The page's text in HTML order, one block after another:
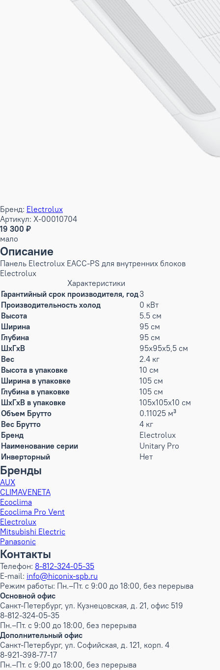
Бренд: Electrolux
Артикул: X-00010704
19 300 ₽
мало
Описание
Панель Electrolux EACC-PS для внутренних блоков
Electrolux
Характеристики
Гарантийный срок производителя, год3
Производительность холод
0 кВт
Высота
5.5 см
Ширина
95 см
Глубина
95 см
ШxГxВ
95x95x5,5 см
Вес
2.4 кг
Высота в упаковке
10 см
Ширина в упаковке
105 см
Глубина в упаковке
105 см
ШxГxВ в упаковке
105x105x10 см
Объем Брутто
0.11025 м³
Вес Брутто
4 кг
Бренд
Electrolux
Наименование серии
Unitary Pro
Инверторный
Нет
Бренды
AUX
CLIMAVENETA
Ecoclima
Ecoclima Pro Vent
Electrolux
Mitsubishi Electric
Panasonic
Контакты
Телефон: 8-812-324-05-35
E-mail: info@hiconix-spb.ru
Режим работы: Пн.–Пт. с 9:00 до 18:00, без перерыва
Основной офис
Санкт-Петербург, ул. Кузнецовская, д. 21, офис 519
8-812-324-05-35
Пн.–Пт. с 9:00 до 18:00, без перерыва
Дополнительный офис
Санкт-Петербург, ул. Софийская, д. 121, корп. 4
8-921-398-77-17
Пн.–Пт. с 9:00 до 18:00, без перерыва